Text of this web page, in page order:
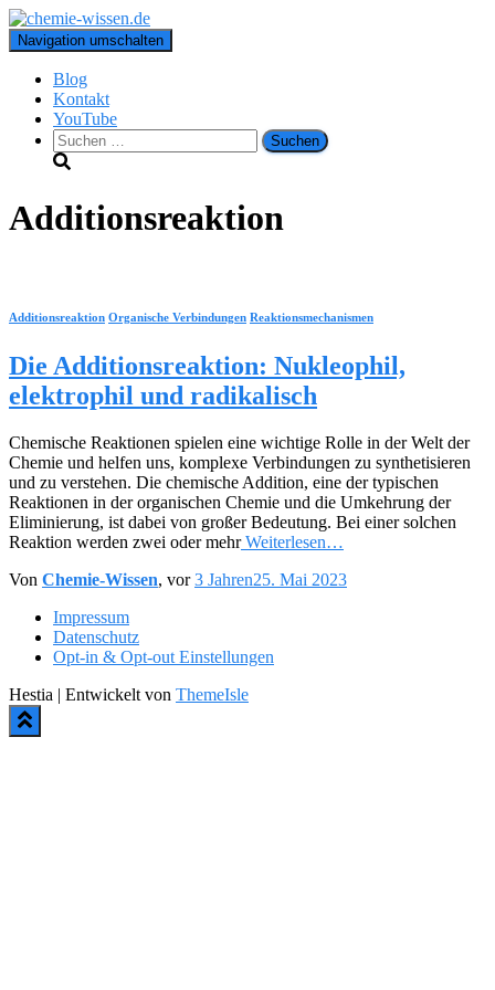
Navigation umschalten
Blog
Kontakt
YouTube
Suchen
nach:
Additionsreaktion
Additionsreaktion Organische Verbindungen Reaktionsmechanismen
Die Additionsreaktion: Nukleophil,
elektrophil und radikalisch
Chemische Reaktionen spielen eine wichtige Rolle in der Welt der
Chemie und helfen uns, komplexe Verbindungen zu synthetisieren
und zu verstehen. Die chemische Addition, eine der typischen
Reaktionen in der organischen Chemie und die Umkehrung der
Eliminierung, ist dabei von großer Bedeutung. Bei einer solchen
Reaktion werden zwei oder mehrWeiterlesen…
Von Chemie-Wissen, vor3 Jahren25. Mai 2023
Impressum
Datenschutz
Opt-in & Opt-out Einstellungen
Hestia | Entwickelt von ThemeIsle